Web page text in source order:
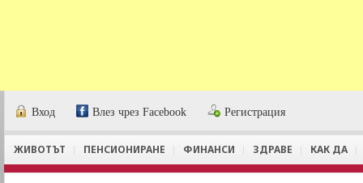
Вход Влез чрез Facebook Регистрация
ЖИВОТЪТ ПЕНСИОНИРАНЕ ФИНАНСИ ЗДРАВЕ КАК ДА